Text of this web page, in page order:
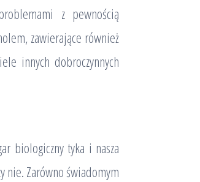
z pewnością
zawierające również
innych dobroczynnych
biologiczny tyka i nasza
nie. Zarówno świadomym